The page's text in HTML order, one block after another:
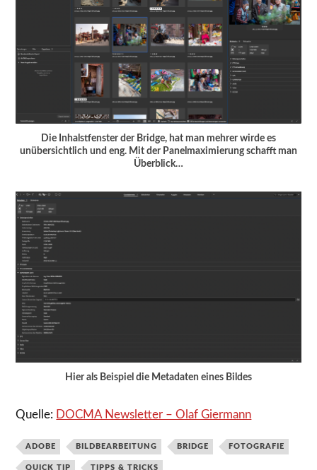
Die Inhalstfenster der Bridge, hat man mehrer wirde es
unübersichtlich und eng. Mit der Panelmaximierung schafft man
Überblick…
Hier als Beispiel die Metadaten eines Bildes
Quelle: DOCMA Newsletter – Olaf Giermann
ADOBE BILDBEARBEITUNG BRIDGE FOTOGRAFIE
QUICK TIP TIPPS & TRICKS